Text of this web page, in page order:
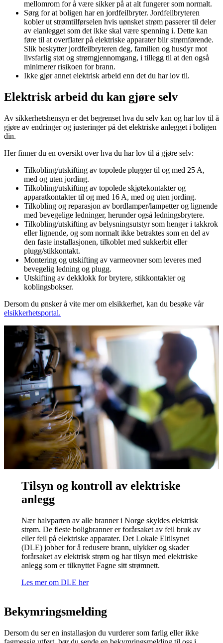
mellomrom for å være sikker på at alt fungerer som normalt.
Sørg for at boligen har en jordfeilbryter. Jordfeilbryteren
kobler ut strømtilførselen hvis uønsket strøm passerer til deler
av elanlegget som det ikke skal være spenning i. Dette kan
føre til at overflater på elektriske apparater blir strømførende.
Slik beskytter jordfeilbryteren deg, familien og husdyr mot
livsfarlig støt og strømgjennomgang, i tillegg til at den også
minimerer risikoen for brann.
Ikke gjør annet elektrisk arbeid enn det du har lov til.
Elektrisk arbeid du kan gjøre selv
Av sikkerhetshensyn er det begrenset hva du selv kan og har lov til å
gjøre av endringer og justeringer på det elektriske anlegget i boligen
din.
Her finner du en oversikt over hva du har lov til å gjøre selv:
Tilkobling/utskifting av topolede plugger til og med 25 A,
med og uten jording.
Tilkobling/utskifting av topolede skjøtekontakter og
apparatkontakter til og med 16 A, med og uten jording.
Tilkobling og reparasjon av bordlamper/lampetter og lignende
med bevegelige ledninger, herunder også ledningsbrytere.
Tilkobling/utskifting av belysningsutstyr som henger i takkrok
eller lignende, og som normalt ikke betraktes som en del av
den faste installasjonen, tilkoblet med sukkerbit eller
plugg/stikkontakt.
Montering og utskifting av varmeovner som leveres med
bevegelig ledning og plugg.
Utskifting av dekklokk for brytere, stikkontakter og
koblingsbokser.
Dersom du ønsker å vite mer om elsikkerhet, kan du besøke vår
elsikkerhetsportal.
Tilsyn og kontroll av elektriske
anlegg
Nær halvparten av alle branner i Norge skyldes elektrisk
strøm. De fleste boligbranner er forårsaket av feil bruk av
eller feil på elektriske apparater. Det Lokale Eltilsynet
(DLE) jobber for å redusere brann, ulykker og skader
forårsaket av elektrisk strøm og har tilsyn med elektriske
anlegg som er tilknyttet Fagne sitt strømnett.
Les mer om DLE her
Bekymringsmelding
Dersom du ser en installasjon du vurderer som farlig eller ikke